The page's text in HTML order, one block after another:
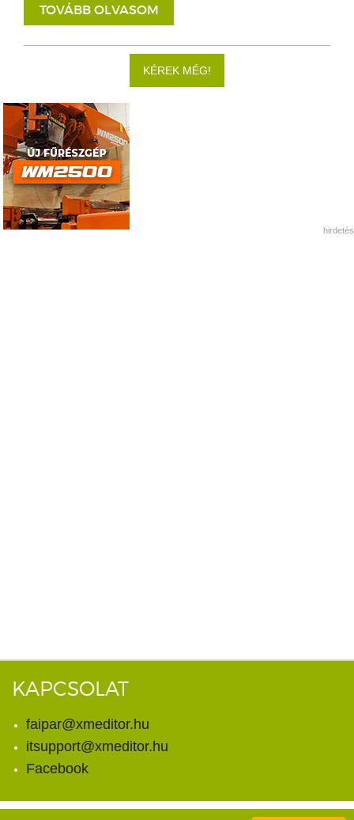
TOVÁBB OLVASOM
KÉREK MÉG!
hirdetés
KAPCSOLAT
faipar@xmeditor.hu
itsupport@xmeditor.hu
Facebook